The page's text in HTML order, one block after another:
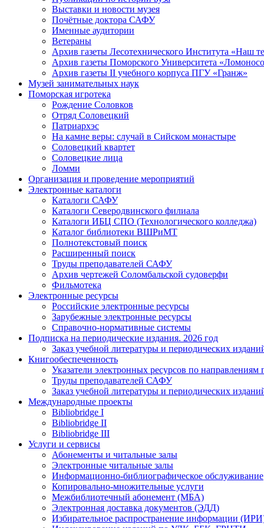
Выставки и новости музея
Почётные доктора САФУ
Именные аудитории
Ветераны
Архив газеты Лесотехнического Института «Наш
Архив газеты Поморского Университета
Архив газеты II учебного корпуса ПГУ «Гранж»
Музей занимательных наук
Поморская игротека
Рождение Соловков
Отряд Соловецкий
Патриархэс
На камне веры: случай в Сийском монастыре
Соловецкий квартет
Соловецкие лица
Ломми
Организация и проведение мероприятий
Электронные каталоги
Каталоги САФУ
Каталоги Северодвинского филиала
Каталоги ИБЦ СПО (Технологического колледжа)
Каталог библиотеки ВШРиМТ
Полнотекстовый поиск
Расширенный поиск
Труды преподавателей САФУ
Архив чертежей Соломбальской судоверфи
Фильмотека
Электронные ресурсы
Российские электронные ресурсы
Зарубежные электронные ресурсы
Справочно-нормативные системы
Подписка на периодические издания. 2026 год
Заказ учебной литературы и периодических
Книгообеспеченность
Указатели электронных ресурсов по направлениям
Труды преподавателей САФУ
Заказ учебной литературы и периодических
Международные проекты
Bibliobridge I
Bibliobridge II
Bibliobridge III
Услуги и сервисы
Абонементы и читальные залы
Электронные читальные залы
Информационно-библиографическое обслуживание
Копировально-множительные услуги
Межбиблиотечный абонемент (МБА)
Электронная доставка документов (ЭДД)
Избирательное распространение информации